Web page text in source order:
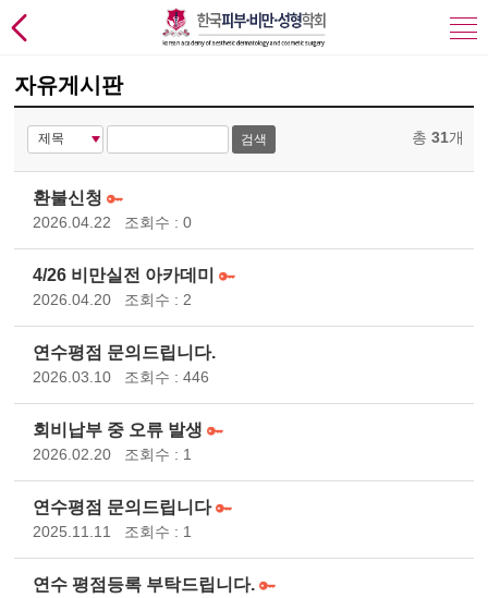
자유게시판
검색 총 31개
환불신청
2026.04.22 조회수 : 0
4/26 비만실전 아카데미
2026.04.20 조회수 : 2
연수평점 문의드립니다.
2026.03.10 조회수 : 446
회비납부 중 오류 발생
2026.02.20 조회수 : 1
연수평점 문의드립니다
2025.11.11 조회수 : 1
연수 평점등록 부탁드립니다.